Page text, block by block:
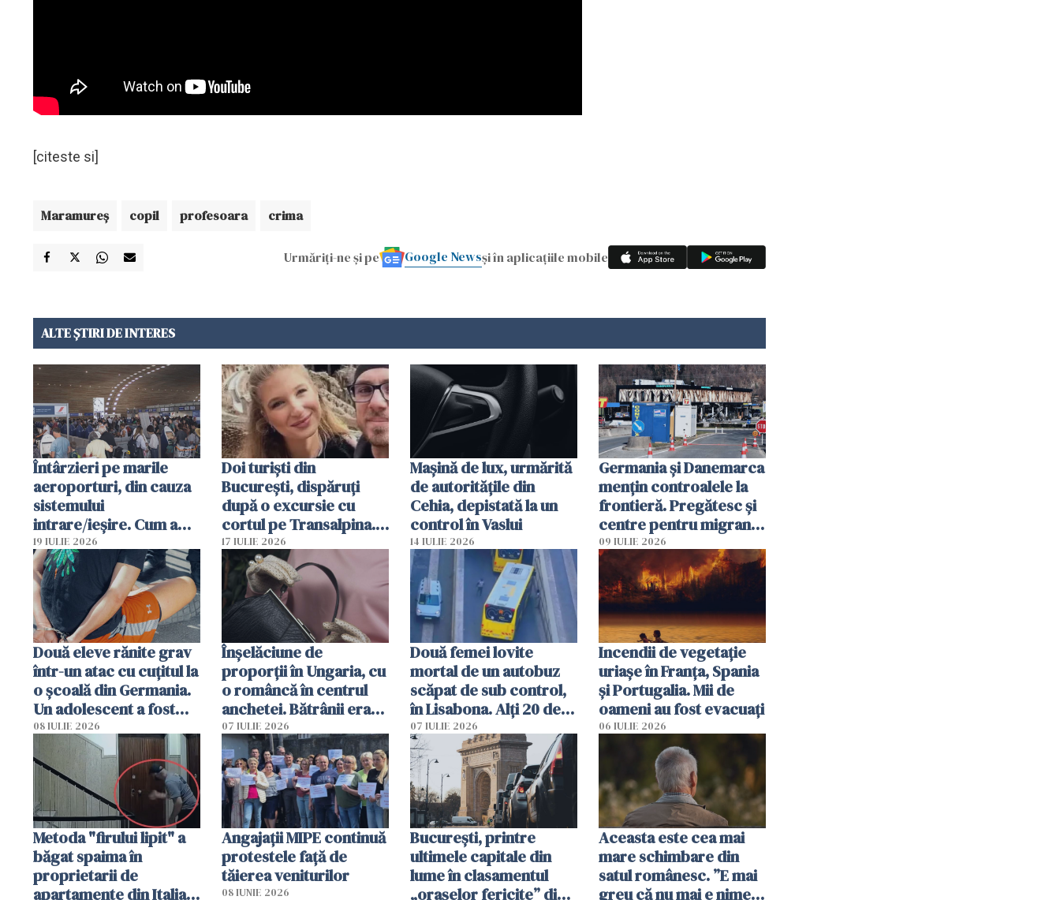
[citeste si]
Maramureş copil profesoara crima
Urmăriți-ne și pe Google Newsși în aplicațiile mobile
ALTE ȘTIRI DE INTERES
Întârzieri pe marile
aeroporturi, din cauza
sistemului
intrare/ieșire. Cum a
ajuns o femeie să fie
arestată în Cluj-Napoca
19 IULIE 2026
Doi turiști din
București, dispăruți
după o excursie cu
cortul pe Transalpina.
Poliția și familia îi caută
17 IULIE 2026
Mașină de lux, urmărită
de autoritățile din
Cehia, depistată la un
control în Vaslui
14 IULIE 2026
Germania și Danemarca
mențin controalele la
frontieră. Pregătesc și
centre pentru migranții
respinși din UE
09 IULIE 2026
Două eleve rănite grav
într-un atac cu cuțitul la
o școală din Germania.
Un adolescent a fost
arestat
08 IULIE 2026
Înșelăciune de
proporții în Ungaria, cu
o româncă în centrul
anchetei. Bătrânii erau
puși să lase la poartă
genți cu aur și bani
07 IULIE 2026
Două femei lovite
mortal de un autobuz
scăpat de sub control,
în Lisabona. Alți 20 de
oameni sunt răniți
07 IULIE 2026
Incendii de vegetație
uriașe în Franța, Spania
și Portugalia. Mii de
oameni au fost evacuați
06 IULIE 2026
Metoda "firului lipit" a
băgat spaima în
proprietarii de
apartamente din Italia.
Angajaţii MIPE continuă
protestele faţă de
tăierea veniturilor
08 IUNIE 2026
București, printre
ultimele capitale din
lume în clasamentul
„orașelor fericite” din
Aceasta este cea mai
mare schimbare din
satul românesc. ”E mai
greu că nu mai e nimeni